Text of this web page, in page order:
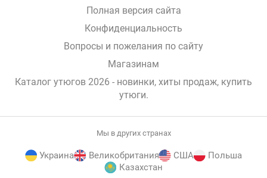
Полная версия сайта
Конфиденциальность
Вопросы и пожелания по сайту
Магазинам
Каталог утюгов 2026 - новинки, хиты продаж, купить
утюги.
Мы в других странах
Украина Великобритания США
Польша
Казахстан